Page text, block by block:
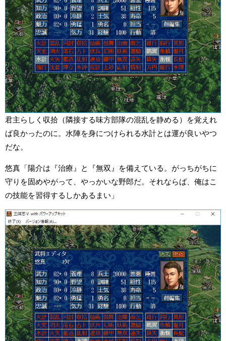
君主らしく収拾（隣接する味方部隊の混乱を静める）を覚えれ
ば良かったのに。水陣を身につけられる水計とは運が良いやつ
だな。
悠真「陽介は『治療』と『無双』を備えている。がっちがちに
守りを固めやがって、やっかいな野郎だ。それならば、俺はこ
の技能を習得するしかあるまい」